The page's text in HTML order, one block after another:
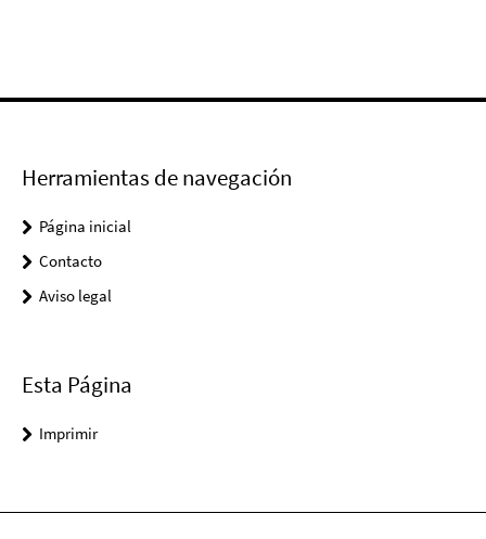
Herramientas de navegación
Página inicial
Contacto
Aviso legal
Esta Página
Imprimir